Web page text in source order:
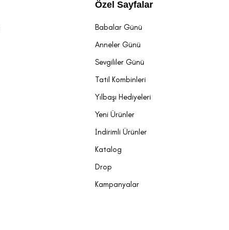
Özel Sayfalar
Babalar Günü
Anneler Günü
Sevgililer Günü
Tatil Kombinleri
Yılbaşı Hediyeleri
Yeni Ürünler
İndirimli Ürünler
Katalog
Drop
Kampanyalar